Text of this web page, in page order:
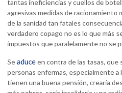
tantas ineficiencias y cuellos de
agresivas medidas de racionamiento
de la sanidad tan fatales
verdadero copago no es lo que más
impuestos que paralelamente no se
Seaduceen contra de las tasas, que
personas enfermas, especialmente
tienen una buena pensión, crearía